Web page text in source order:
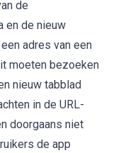
de
en de nieuw
adres van een
moeten bezoeken
nieuw tabblad
in de URL-
doorgaans niet
de app